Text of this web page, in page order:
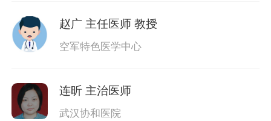
赵广 主任医师 教授
空军特色医学中心
连昕 主治医师
武汉协和医院